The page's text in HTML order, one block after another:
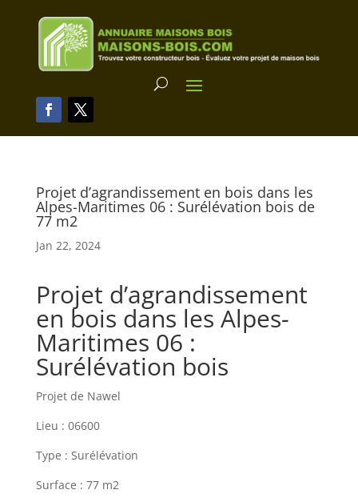
Projet d’agrandissement en bois dans les
Alpes-Maritimes 06 : Surélévation bois de
77 m2
Jan 22, 2024
Projet d’agrandissement
en bois dans les Alpes-
Maritimes 06 :
Surélévation bois
Projet de Nawel
Lieu : 06600
Type : Surélévation
Surface : 77 m2